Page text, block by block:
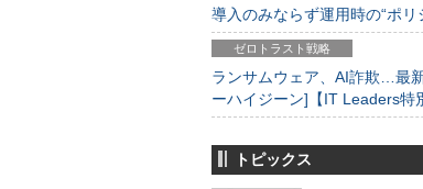
導入のみならず運用時の“ポ
ゼロトラスト戦略
ランサムウェア、AI詐欺…最
ーハイジーン]【IT Leaders特
トピックス